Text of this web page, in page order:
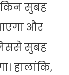
सुबह
और
सुबह
हालांकि,